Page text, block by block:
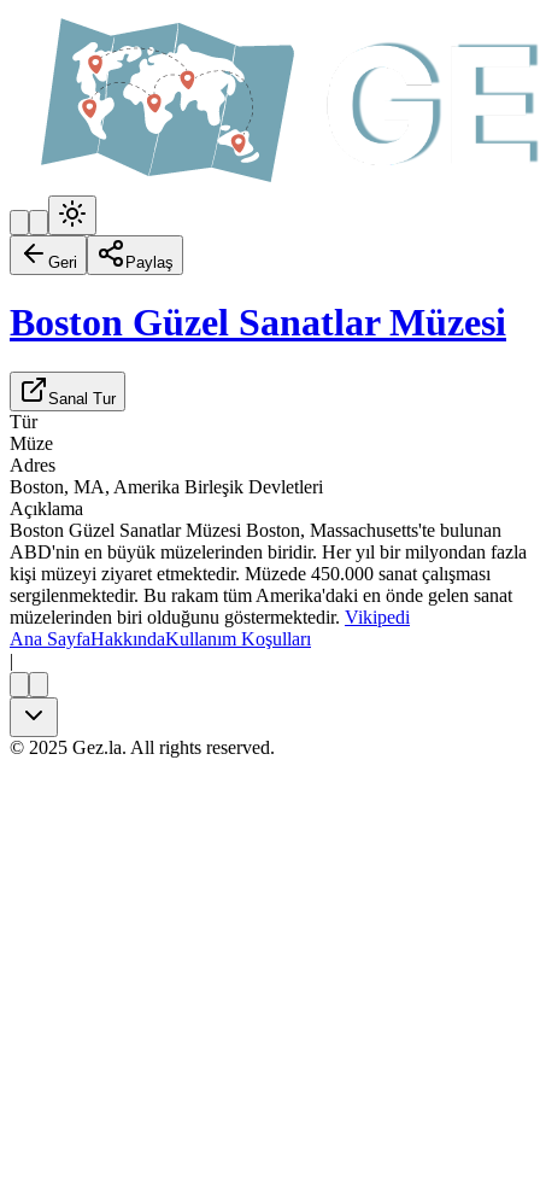
Geri Paylaş
Boston Güzel Sanatlar Müzesi
Sanal Tur
Tür
Müze
Adres
Boston, MA, Amerika Birleşik Devletleri
Açıklama
Boston Güzel Sanatlar Müzesi Boston, Massachusetts'te bulunan
ABD'nin en büyük müzelerinden biridir. Her yıl bir milyondan fazla
kişi müzeyi ziyaret etmektedir. Müzede 450.000 sanat çalışması
sergilenmektedir. Bu rakam tüm Amerika'daki en önde gelen sanat
müzelerinden biri olduğunu göstermektedir. Vikipedi
Ana SayfaHakkındaKullanım Koşulları
|
© 2025 Gez.la. All rights reserved.